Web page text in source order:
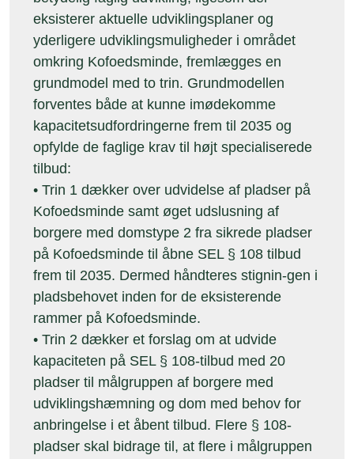
eksisterer aktuelle udviklingsplaner og
yderligere udviklingsmuligheder i området
omkring Kofoedsminde, fremlægges en
grundmodel med to trin. Grundmodellen
forventes både at kunne imødekomme
kapacitetsudfordringerne frem til 2035 og
opfylde de faglige krav til højt specialiserede
tilbud:
• Trin 1 dækker over udvidelse af pladser på
Kofoedsminde samt øget udslusning af
borgere med domstype 2 fra sikrede pladser
på Kofoedsminde til åbne SEL § 108 tilbud
frem til 2035. Dermed håndteres stignin-gen i
pladsbehovet inden for de eksisterende
rammer på Kofoedsminde.
• Trin 2 dækker et forslag om at udvide
kapaciteten på SEL § 108-tilbud med 20
pladser til målgruppen af borgere med
udviklingshæmning og dom med behov for
anbringelse i et åbent tilbud. Flere § 108-
pladser skal bidrage til, at flere i målgruppen